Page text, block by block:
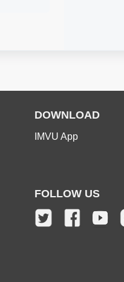
DOWNLOAD
IMVU App
FOLLOW US